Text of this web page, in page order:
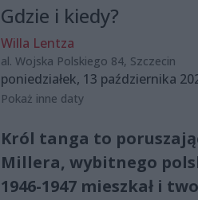
Gdzie i kiedy?
Willa Lentza
al. Wojska Polskiego 84, Szczecin
poniedziałek, 13 października
Pokaż inne daty
Król tanga to
Millera, wybitnego
1946-1947 mieszkał i